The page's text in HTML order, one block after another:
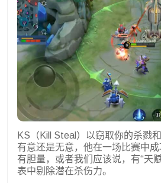
KS（Kill Steal）以窃取你的杀戮
有意还是无意，他在一场比赛中
有胆量，或者我们应该说，有“天
表中剔除潜在杀伤力。